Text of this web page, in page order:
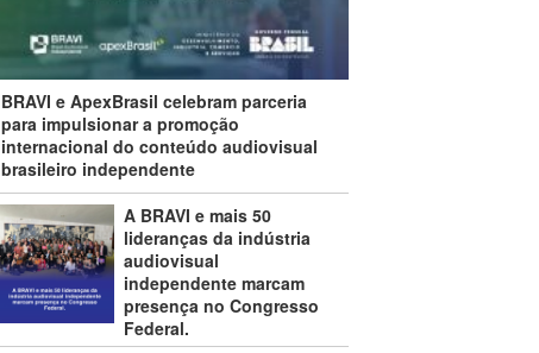
BRAVI e ApexBrasil celebram parceria
para impulsionar a promoção
internacional do conteúdo audiovisual
brasileiro independente
A BRAVI e mais 50
lideranças da indústria
audiovisual
independente marcam
presença no Congresso
Federal.